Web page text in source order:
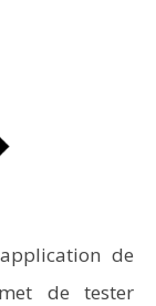
de
de tester